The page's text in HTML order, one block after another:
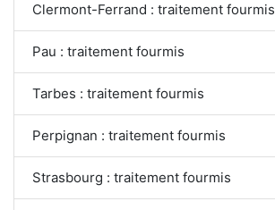
Clermont-Ferrand : traitement fourmis
Pau : traitement fourmis
Tarbes : traitement fourmis
Perpignan : traitement fourmis
Strasbourg : traitement fourmis